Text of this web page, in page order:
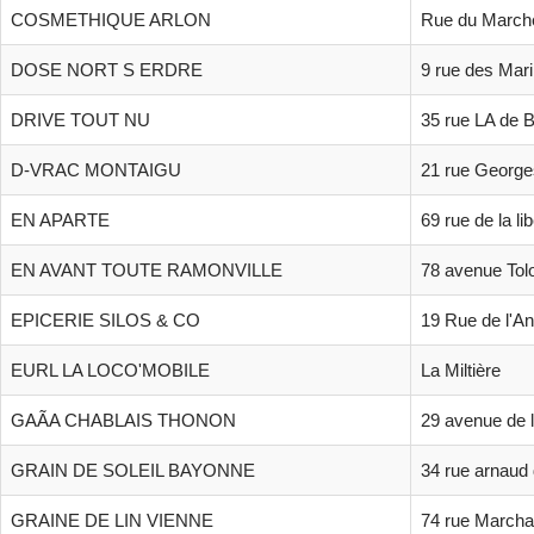
COSMETHIQUE ARLON Rue du
DOSE NORT S ERDRE 9 rue des
DRIVE TOUT NU 35 rue LA de
D-VRAC MONTAIGU 21 rue
EN APARTE 69 rue de la
EN AVANT TOUTE RAMONVILLE 78 avenue
EPICERIE SILOS & CO 19 Rue de
EURL LA LOCO'MOBILE La Miltière
GAÃA CHABLAIS THONON 29 avenue de
GRAIN DE SOLEIL BAYONNE 34 rue
GRAINE DE LIN VIENNE 74 rue